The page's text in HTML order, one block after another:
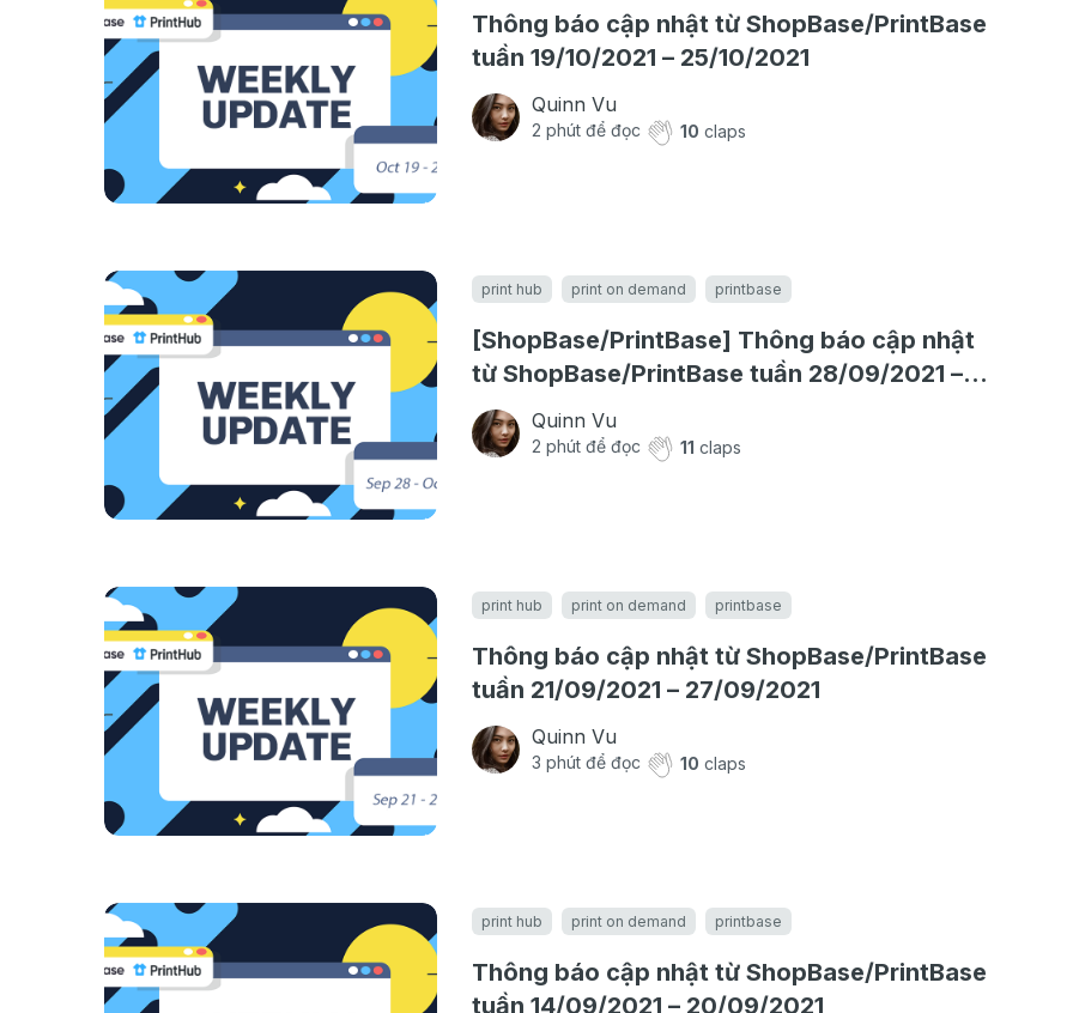
Thông báo cập nhật từ ShopBase/PrintBase
tuần 19/10/2021 – 25/10/2021
Quinn Vu
2 phút để đọc 10 claps
print hub print on demand printbase
[ShopBase/PrintBase] Thông báo cập nhật
từ ShopBase/PrintBase tuần 28/09/2021 –
04/10/2021
Quinn Vu
2 phút để đọc 11 claps
print hub print on demand printbase
Thông báo cập nhật từ ShopBase/PrintBase
tuần 21/09/2021 – 27/09/2021
Quinn Vu
3 phút để đọc 10 claps
print hub print on demand printbase
Thông báo cập nhật từ ShopBase/PrintBase
tuần 14/09/2021 – 20/09/2021